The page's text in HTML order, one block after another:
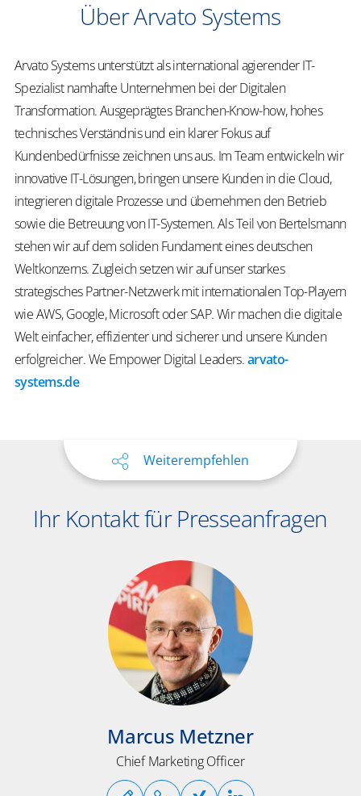
Über Arvato Systems
Arvato Systems unterstützt als international agierender IT-
Spezialist namhafte Unternehmen bei der Digitalen
Transformation. Ausgeprägtes Branchen-Know-how, hohes
technisches Verständnis und ein klarer Fokus auf
Kundenbedürfnisse zeichnen uns aus. Im Team entwickeln wir
innovative IT-Lösungen, bringen unsere Kunden in die Cloud,
integrieren digitale Prozesse und übernehmen den Betrieb
sowie die Betreuung von IT-Systemen. Als Teil von Bertelsmann
stehen wir auf dem soliden Fundament eines deutschen
Weltkonzerns. Zugleich setzen wir auf unser starkes
strategisches Partner-Netzwerk mit internationalen Top-Playern
wie AWS, Google, Microsoft oder SAP. Wir machen die digitale
Welt einfacher, effizienter und sicherer und unsere Kunden
erfolgreicher.We EmpowerDigital Leaders.arvato-
systems.de
Weiterempfehlen
Ihr Kontakt für Presseanfragen
Marcus Metzner
Chief Marketing Officer